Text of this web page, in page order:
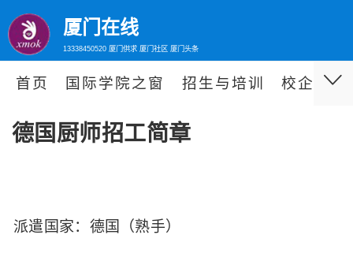
厦门在线
13338450520 厦门供求 厦门社区 厦门头条
首页 国际学院之窗 招生与培训 校企合作
德国厨师招工简章
派遣国家：德国（熟手）